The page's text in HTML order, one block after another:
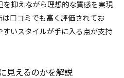
抑えながら理想的な質感を実現
は口コミでも高く評価されてお
すいスタイルが手に入る点が支持
見えるのかを解説